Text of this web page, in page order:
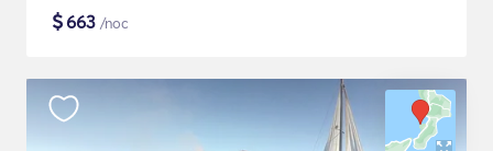
$663 /noc